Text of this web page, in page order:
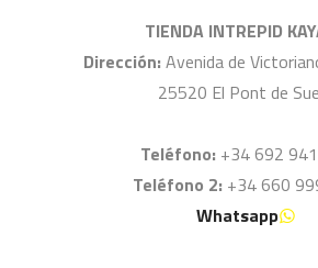
TIENDA INTREPID
Dirección: Avenida de
25520 El Pont de
Teléfono: +34 692
Teléfono 2: +34 660
Whatsapp